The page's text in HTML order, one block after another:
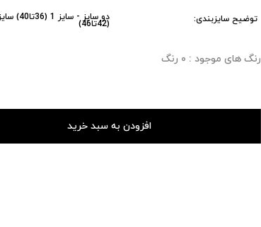
توضیح سایزبندی: (42تا46)
رنگ های موجود : ۰ رنگ
افزودن به سبد خرید